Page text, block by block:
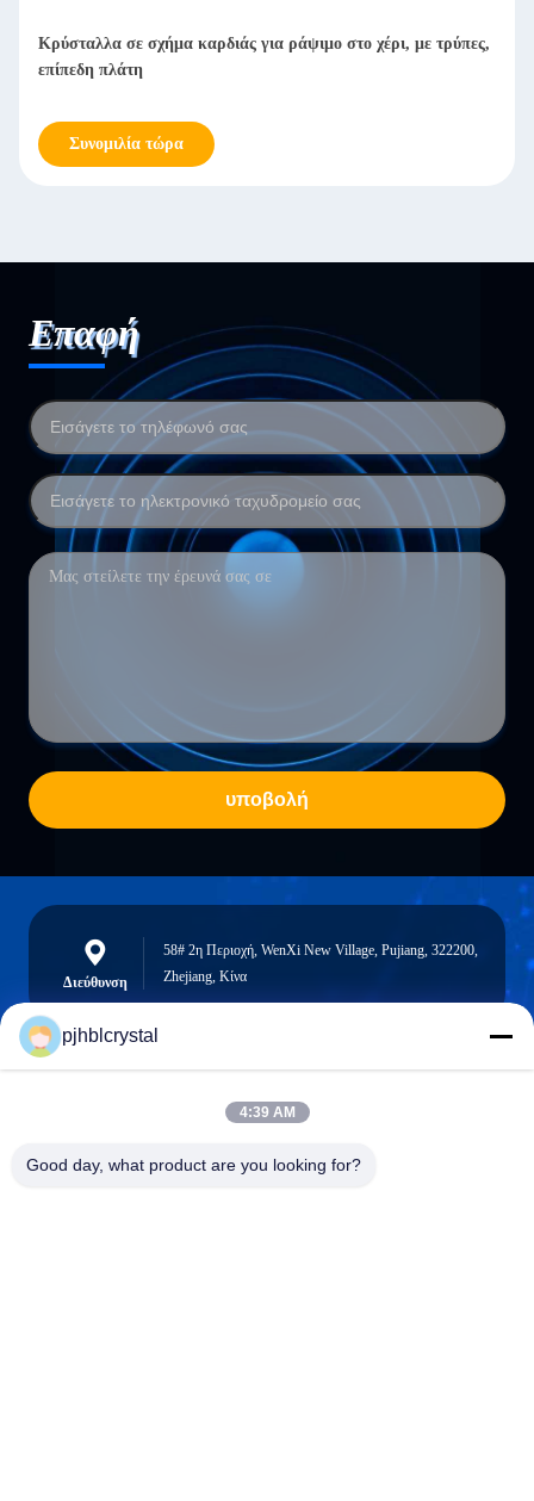
Κρύσταλλα σε σχήμα καρδιάς για ράψιμο στο χέρι, με τρύπες,
επίπεδη πλάτη
Συνομιλία τώρα
Επαφή
υποβολή
Διεύθυνση
58# 2η Περιοχή, WenXi New Village, Pujiang, 322200,
Zhejiang, Κίνα
jinhuacz@126.com
pjhblcrystal
4:39 AM
Good day, what product are you looking for?